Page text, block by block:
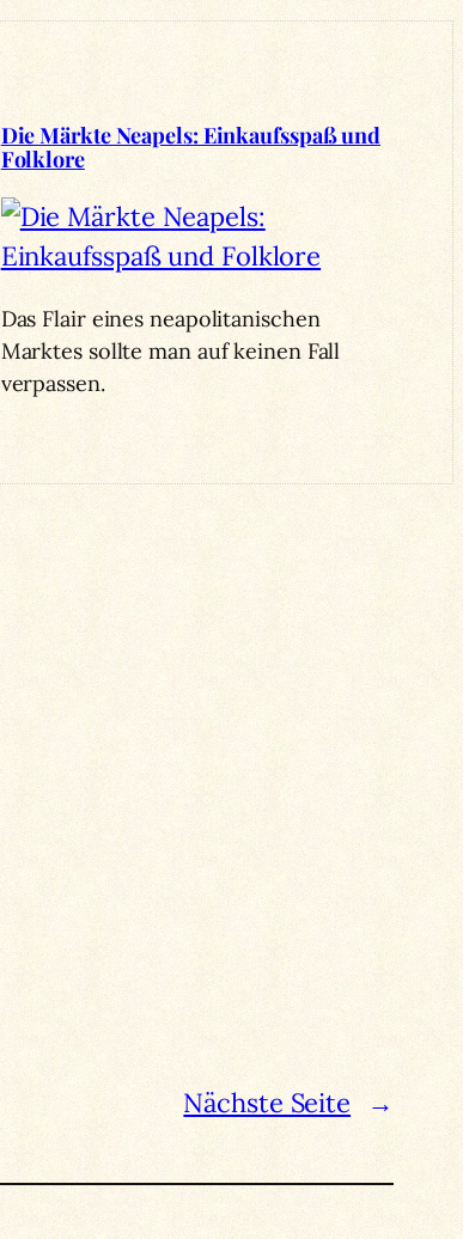
Die Märkte Neapels: Einkaufsspaß und
Folklore
Das Flair eines neapolitanischen
Marktes sollte man auf keinen Fall
verpassen.
Nächste Seite →